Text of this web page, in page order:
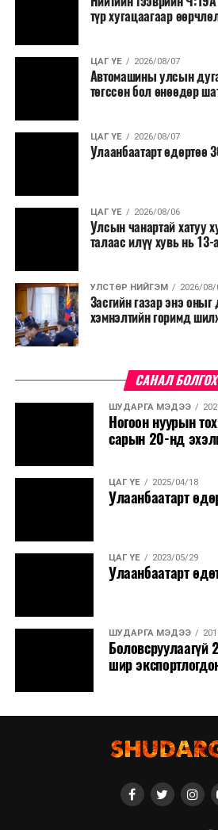
түр хугацаагаар
ЦАГ ҮЕ 2026/08/07
Автомашины улсын
төгссөн бол өнөөдөр
ЦАГ ҮЕ 2026/08/07
Улаанбаатарт өдөртөө
ЦАГ ҮЕ 2026/08/06
Улсын чанартай хатуу
талаас илүү хувь нь 13-
УЛСТӨР НИЙГЭМ 2026/08/
Засгийн газар энэ оныг
хэмнэлтийн горимд
САНАЛ
ШУДАРГА МЭДЭЭ
Ногоон нуурын
сарын 20-нд
ЦАГ ҮЕ 2025/04/18
Улаанбаатарт
ЦАГ ҮЕ 2023/05/29
Улаанбаатарт
ШУДАРГА МЭДЭЭ
шир